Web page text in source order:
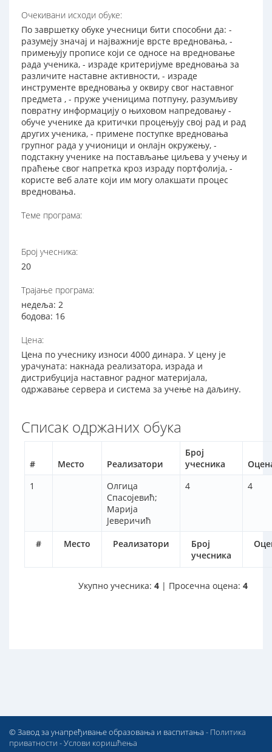
Очекивани исходи обуке:
По завршетку обуке учесници бити способни да: -
разумеју значај и најважније врсте вредновања, -
примењују прописе који се односе на вредновање
рада ученика, - израде критеријуме вредновања за
различите наставне активности, - израде
инструменте вредновања у оквиру свог наставног
предмета , - пруже ученицима потпуну, разумљиву
повратну информацију о њиховом напредовању -
обуче ученике да критички процењују свој рад и рад
других ученика, - примене поступке вредновања
групног рада у учионици и онлајн окружењу, -
подстакну ученике на постављање циљева у учењу и
праћење свог напретка кроз израду портфолија, -
користе веб алате који им могу олакшати процес
вредновања.
Теме програма:
Број учесника:
20
Трајање програма:
недеља: 2
бодова: 16
Цена:
Цена по учеснику износи 4000 динара. У цену је
урачуната: накнада реализатора, израда и
дистрибуција наставног радног материјала,
одржавање сервера и система за учење на даљину.
Списак одржаних обука
# Место Реализатори
Број
учесника
# Место Реализатори
Број
учесника
1
Олгица
Спасојевић;
Марија
Јеверичић
4 4
Укупно учесника: 4 | Просечна оцена: 4
© Завод за унапређивање образовања и васпитања - Политика
приватности -Услови коришћења